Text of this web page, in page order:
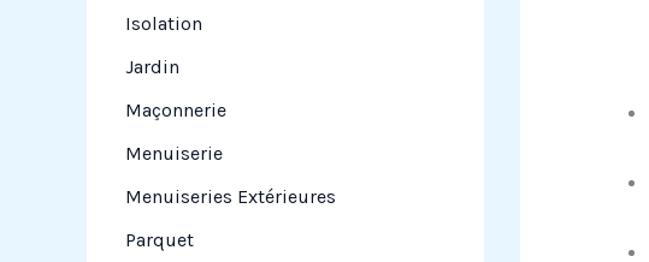
Isolation
Jardin
Maçonnerie
Menuiserie
Menuiseries Extérieures
Parquet